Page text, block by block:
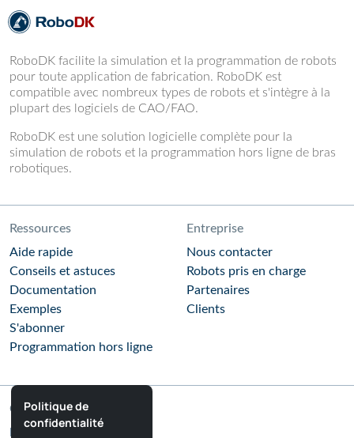
RoboDK facilite la simulation et la programmation de robots
pour toute application de fabrication. RoboDK est
compatible avec nombreux types de robots et s'intègre à la
plupart des logiciels de CAO/FAO.
RoboDK est une solution logicielle complète pour la
simulation de robots et la programmation hors ligne de bras
robotiques.
Ressources
Aide rapide
Conseils et astuces
Documentation
Exemples
S'abonner
Programmation hors ligne
Entreprise
Nous contacter
Robots pris en charge
Partenaires
Clients
Communauté
Blog RoboDK
Politique de
confidentialité